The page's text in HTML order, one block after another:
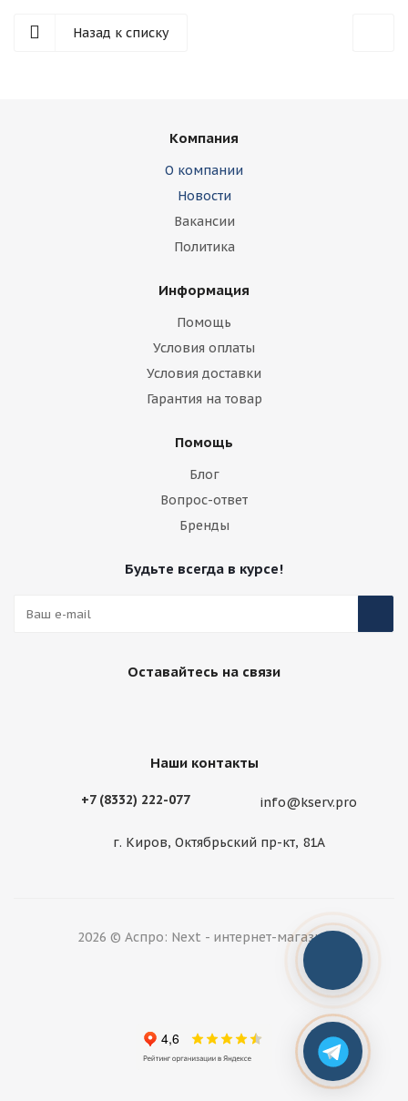
Назад к списку
Компания
О компании
Новости
Вакансии
Политика
Информация
Помощь
Условия оплаты
Условия доставки
Гарантия на товар
Помощь
Блог
Вопрос-ответ
Бренды
Будьте всегда в курсе!
Оставайтесь на связи
Наши контакты
+7 (8332) 222-077 info@kserv.pro
г. Киров, Октябрьский пр-кт, 81А
2026 © Аспро: Next - интернет-магазин